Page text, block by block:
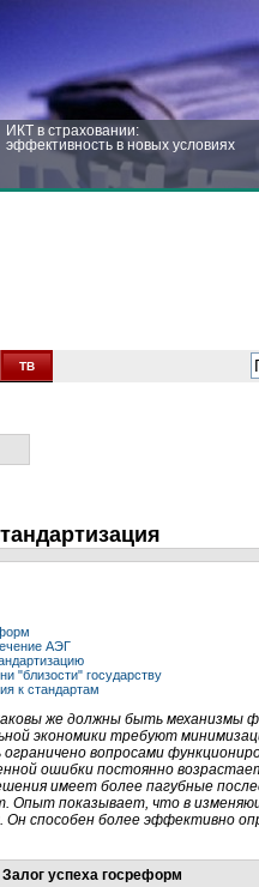
ИКТ в страховании:
эффективность в новых условиях
новых условиях
ТВ
АЭГ
"близости" государству
к стандартам
же должны быть механизмы
экономики требуют
вопросами
ошибки постоянно
имеет более пагубные
Опыт показывает, что в
способен более эффективно
Залог успеха госреформ